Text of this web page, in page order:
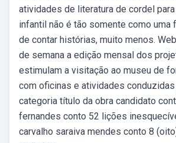
atividades de literatura de cordel
infantil não é tão somente como uma
de contar histórias, muito menos.
de semana a edição mensal dos
estimulam a visitação ao museu de
com oficinas e atividades
categoria título da obra candidato
fernandes conto 52 lições
carvalho saraiva mendes conto 8